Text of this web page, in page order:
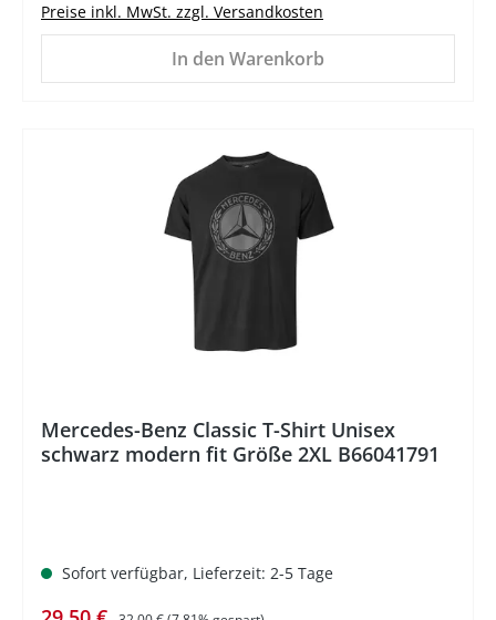
Preise inkl. MwSt. zzgl. Versandkosten
In den Warenkorb
Mercedes-Benz Classic T-Shirt Unisex
schwarz modern fit Größe 2XL B66041791
Sofort verfügbar, Lieferzeit: 2-5 Tage
Regulärer Preis: